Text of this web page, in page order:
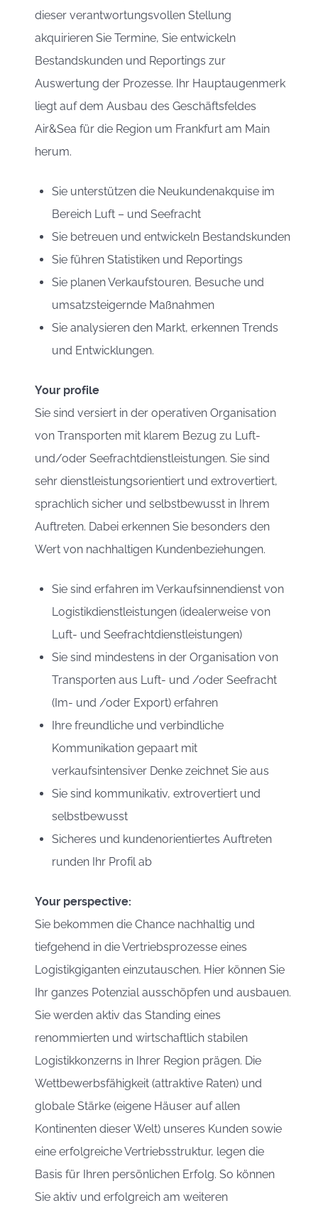
dieser verantwortungsvollen Stellung
akquirieren Sie Termine, Sie entwickeln
Bestandskunden und Reportings zur
Auswertung der Prozesse. Ihr Hauptaugenmerk
liegt auf dem Ausbau des Geschäftsfeldes
Air&Sea für die Region um Frankfurt am Main
herum.
Sie unterstützen die Neukundenakquise im
Bereich Luft – und Seefracht
Sie betreuen und entwickeln Bestandskunden
Sie führen Statistiken und Reportings
Sie planen Verkaufstouren, Besuche und
umsatzsteigernde Maßnahmen
Sie analysieren den Markt, erkennen Trends
und Entwicklungen.
Your profile
Sie sind versiert in der operativen Organisation
von Transporten mit klarem Bezug zu Luft-
und/oder Seefrachtdienstleistungen. Sie sind
sehr dienstleistungsorientiert und extrovertiert,
sprachlich sicher und selbstbewusst in Ihrem
Auftreten. Dabei erkennen Sie besonders den
Wert von nachhaltigen Kundenbeziehungen.
Sie sind erfahren im Verkaufsinnendienst von
Logistikdienstleistungen (idealerweise von
Luft- und Seefrachtdienstleistungen)
Sie sind mindestens in der Organisation von
Transporten aus Luft- und /oder Seefracht
(Im- und /oder Export) erfahren
Ihre freundliche und verbindliche
Kommunikation gepaart mit
verkaufsintensiver Denke zeichnet Sie aus
Sie sind kommunikativ, extrovertiert und
selbstbewusst
Sicheres und kundenorientiertes Auftreten
runden Ihr Profil ab
Your perspective:
Sie bekommen die Chance nachhaltig und
tiefgehend in die Vertriebsprozesse eines
Logistikgiganten einzutauschen. Hier können Sie
Ihr ganzes Potenzial ausschöpfen und ausbauen.
Sie werden aktiv das Standing eines
renommierten und wirtschaftlich stabilen
Logistikkonzerns in Ihrer Region prägen. Die
Wettbewerbsfähigkeit (attraktive Raten) und
globale Stärke (eigene Häuser auf allen
Kontinenten dieser Welt) unseres Kunden sowie
eine erfolgreiche Vertriebsstruktur, legen die
Basis für Ihren persönlichen Erfolg. So können
Sie aktiv und erfolgreich am weiteren